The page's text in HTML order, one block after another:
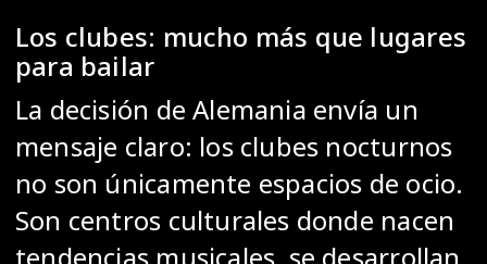
Los clubes: mucho más que lugares
para bailar
La decisión de Alemania envía un
mensaje claro: los clubes nocturnos
no son únicamente espacios de ocio.
Son centros culturales donde nacen
tendencias musicales, se desarrollan